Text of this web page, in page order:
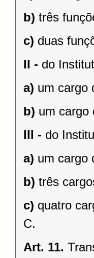
b) três
c) duas
II - do
a) um cargo
b) um cargo
III - do
a) um cargo
b) três
c) quatro
C.
Art. 11.